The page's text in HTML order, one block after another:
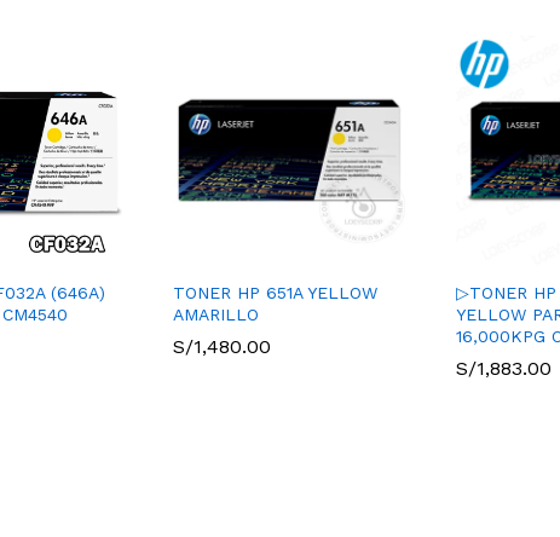
(646A)
TONER HP 651A YELLOW
AMARILLO
S/1,480.00
▷TONER HP
YELLOW
16,000KPG
S/1,883.00